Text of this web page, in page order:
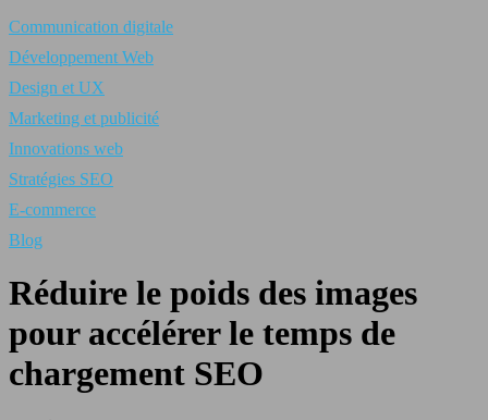
Communication digitale
Développement Web
Design et UX
Marketing et publicité
Innovations web
Stratégies SEO
E-commerce
Blog
Réduire le poids des images
pour accélérer le temps de
chargement SEO